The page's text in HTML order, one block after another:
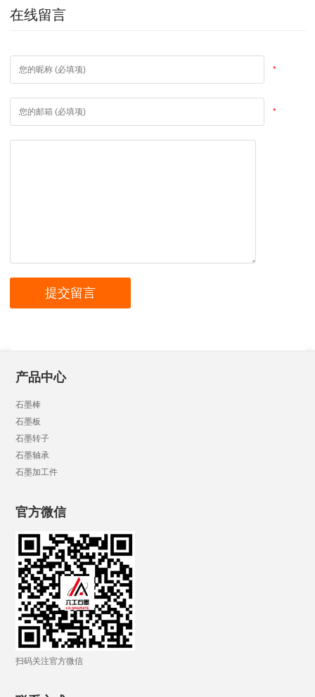
在线留言
*
*
产品中心
石墨棒
石墨板
石墨转子
石墨轴承
石墨加工件
官方微信
扫码关注官方微信